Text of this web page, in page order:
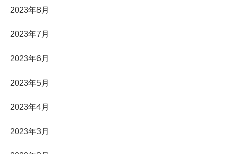
2023年8月
2023年7月
2023年6月
2023年5月
2023年4月
2023年3月